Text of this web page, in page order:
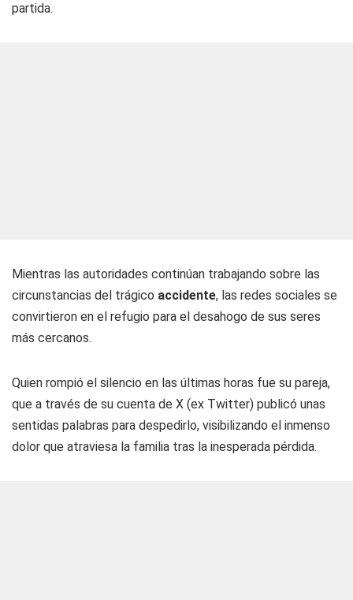
partida.
Mientras las autoridades continúan trabajando sobre las
circunstancias del trágico accidente, las redes sociales se
convirtieron en el refugio para el desahogo de sus seres
más cercanos.
Quien rompió el silencio en las últimas horas fue su pareja,
que a través de su cuenta de X (ex Twitter) publicó unas
sentidas palabras para despedirlo, visibilizando el inmenso
dolor que atraviesa la familia tras la inesperada pérdida.